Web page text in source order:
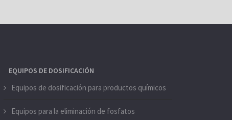
EQUIPOS DE DOSIFICACIÓN
Equipos de dosificación para productos químicos
Equipos para la eliminación de fosfatos